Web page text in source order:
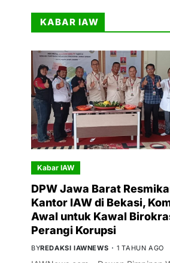
KABAR IAW
Kabar IAW
DPW Jawa Barat
Kantor IAW di Bekasi,
Awal untuk Kawal
Perangi Korupsi
BYREDAKSI IAWNEWS 1 TAHUN AGO